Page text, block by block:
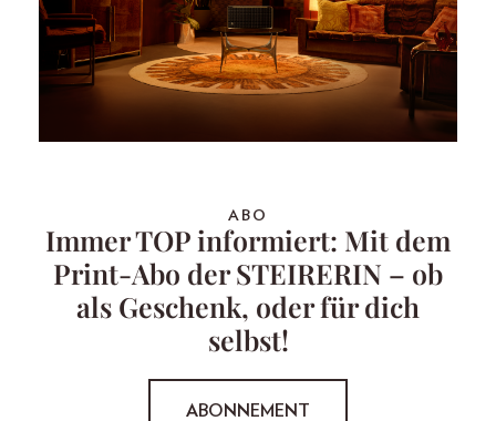
ABO
Immer TOP informiert: Mit dem
Print-Abo der STEIRERIN – ob
als Geschenk, oder für dich
selbst!
ABONNEMENT